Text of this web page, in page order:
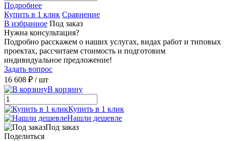
Подробнее
Купить в 1 клик Сравнение
В избранное Под заказ
Нужна консультация?
Подробно расскажем о наших услугах, видах работ и типовых
проектах, рассчитаем стоимость и подготовим
индивидуальное предложение!
Задать вопрос
16 608 ₽ / шт
В корзину
Купить в 1 клик
Нашли дешевле
Под заказ
Поделиться